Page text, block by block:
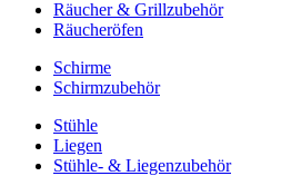
Räucher & Grillzubehör
Räucheröfen
Schirme
Schirmzubehör
Stühle
Liegen
Stühle- & Liegenzubehör